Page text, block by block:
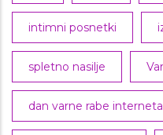
intimni posnetki
spletno nasilje
dan varne rabe interneta